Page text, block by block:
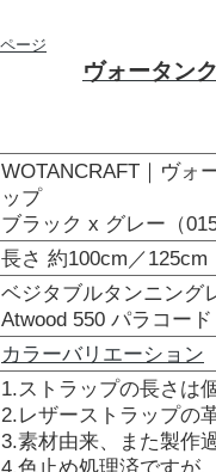
ヴォータン
WOTANCRAFT｜ヴォ
ップ
ブラック x グレー（
長さ 約100cm／
ベジタブルタンニング
Atwood 550 パラコード
カラーバリエーション
1.ストラップの長さは
2.レザーストラップの
3.素材由来、また製作